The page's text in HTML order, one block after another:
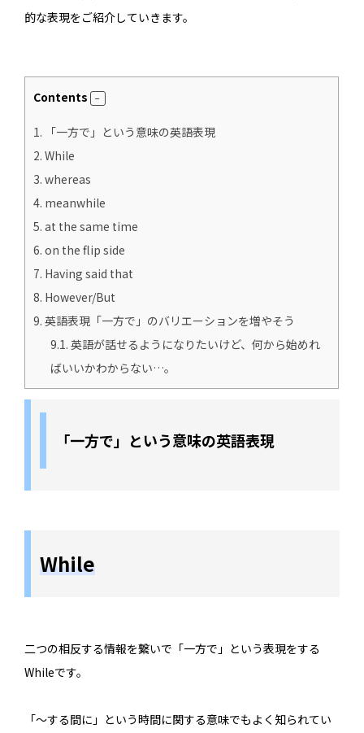
的な表現をご紹介していきます。
Contents
1. 「一方で」という意味の英語表現
2. While
3. whereas
4. meanwhile
5. at the same time
6. on the flip side
7. Having said that
8. However/But
9. 英語表現「一方で」のバリエーションを増やそう
9.1. 英語が話せるようになりたいけど、何から始めれ
ばいいかわからない…。
「一方で」という意味の英語表現
While
二つの相反する情報を繋いで「一方で」という表現をする
Whileです。
「～する間に」という時間に関する意味でもよく知られてい